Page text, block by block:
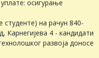
осигурање
студенте) на рачун 840-
Карнегијева 4 - кандидати
развоја доносе